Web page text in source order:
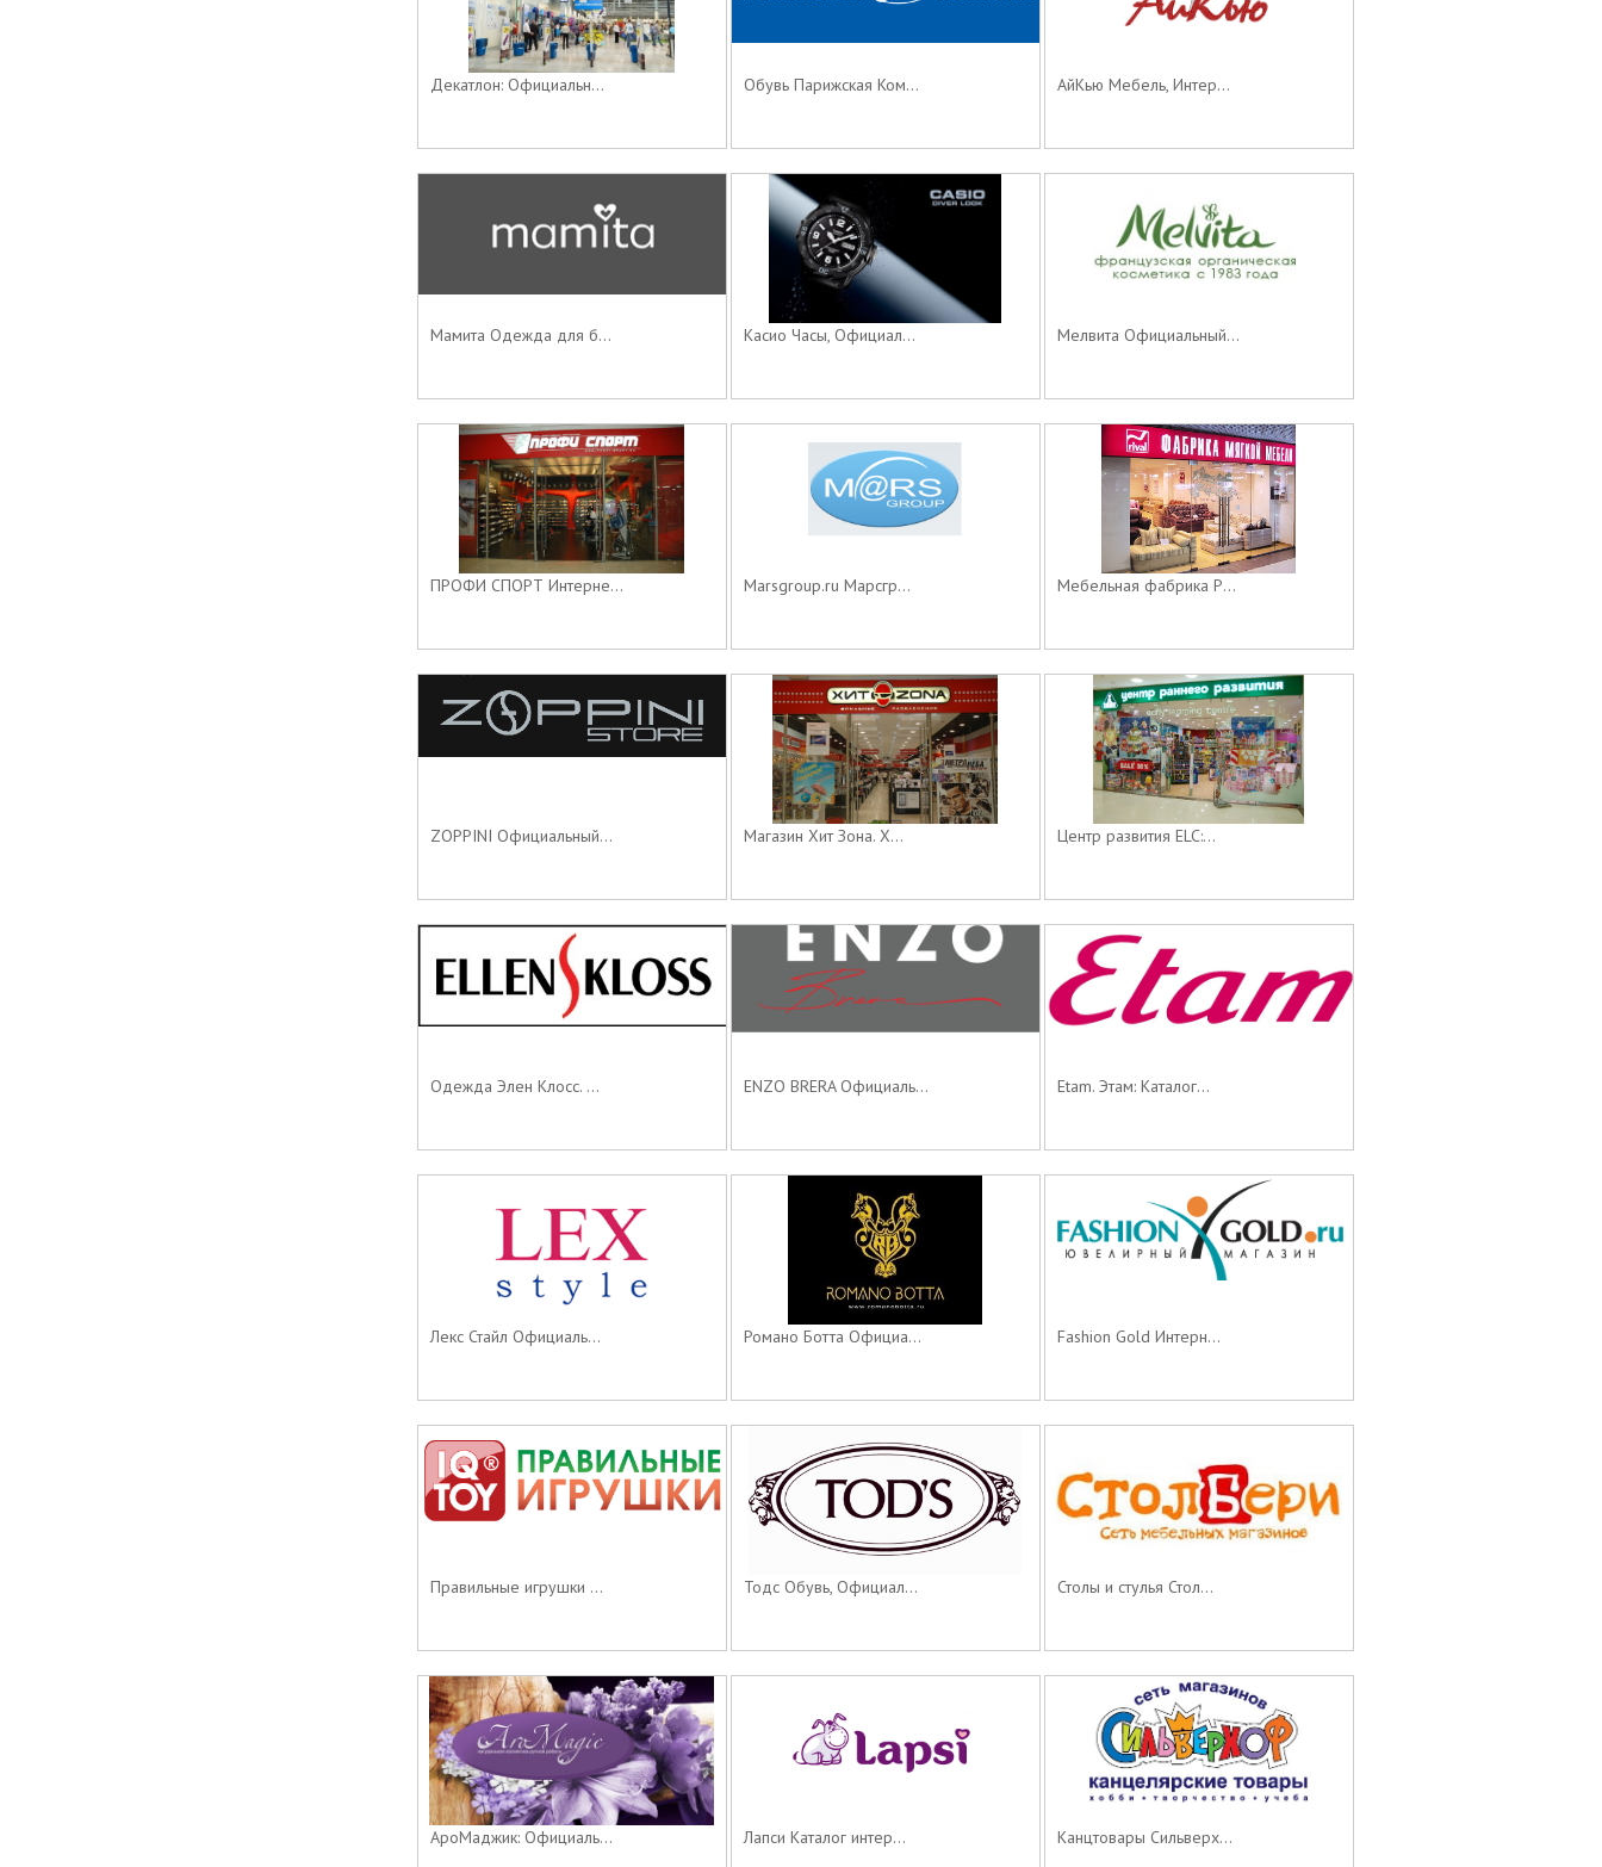
Декатлон: Официальн... Обувь Парижская Ком... АйКью Мебель, Интер...
Мамита Одежда для б... Касио Часы, Официал... Мелвита Официальный...
ПРОФИ СПОРТ Интерне... Marsgroup.ru Марсгр... Мебельная фабрика Р...
ZOPPINI Официальный... Магазин Хит Зона. Х... Центр развития ELC:...
Одежда Элен Клосс. ... ENZO BRERA Официаль... Etam. Этам: Каталог...
Лекс Стайл Официаль... Романо Ботта Официа... Fashion Gold Интерн...
Правильные игрушки ... Тодс Обувь, Официал... Столы и стулья Стол...
АроМаджик: Официаль... Лапси Каталог интер... Канцтовары Сильверх...